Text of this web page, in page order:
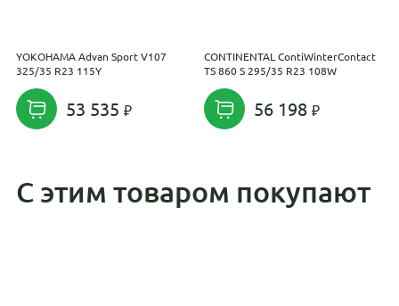
YOKOHAMA Advan Sport V107
325/35 R23 115Y
53 535
CONTINENTAL ContiWinterContact
TS 860 S 295/35 R23 108W
56 198
С этим товаром покупают